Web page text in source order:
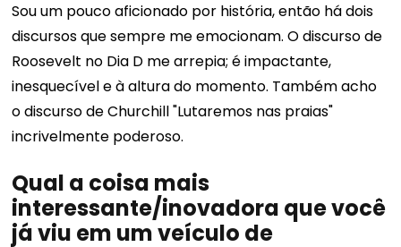
Sou um pouco aficionado por história, então há dois
discursos que sempre me emocionam. O discurso de
Roosevelt no Dia D me arrepia; é impactante,
inesquecível e à altura do momento. Também acho
o discurso de Churchill "Lutaremos nas praias"
incrivelmente poderoso.
Qual a coisa mais
interessante/inovadora que você
já viu em um veículo de